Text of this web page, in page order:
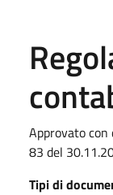
Approvato con
83 del
Tipi di